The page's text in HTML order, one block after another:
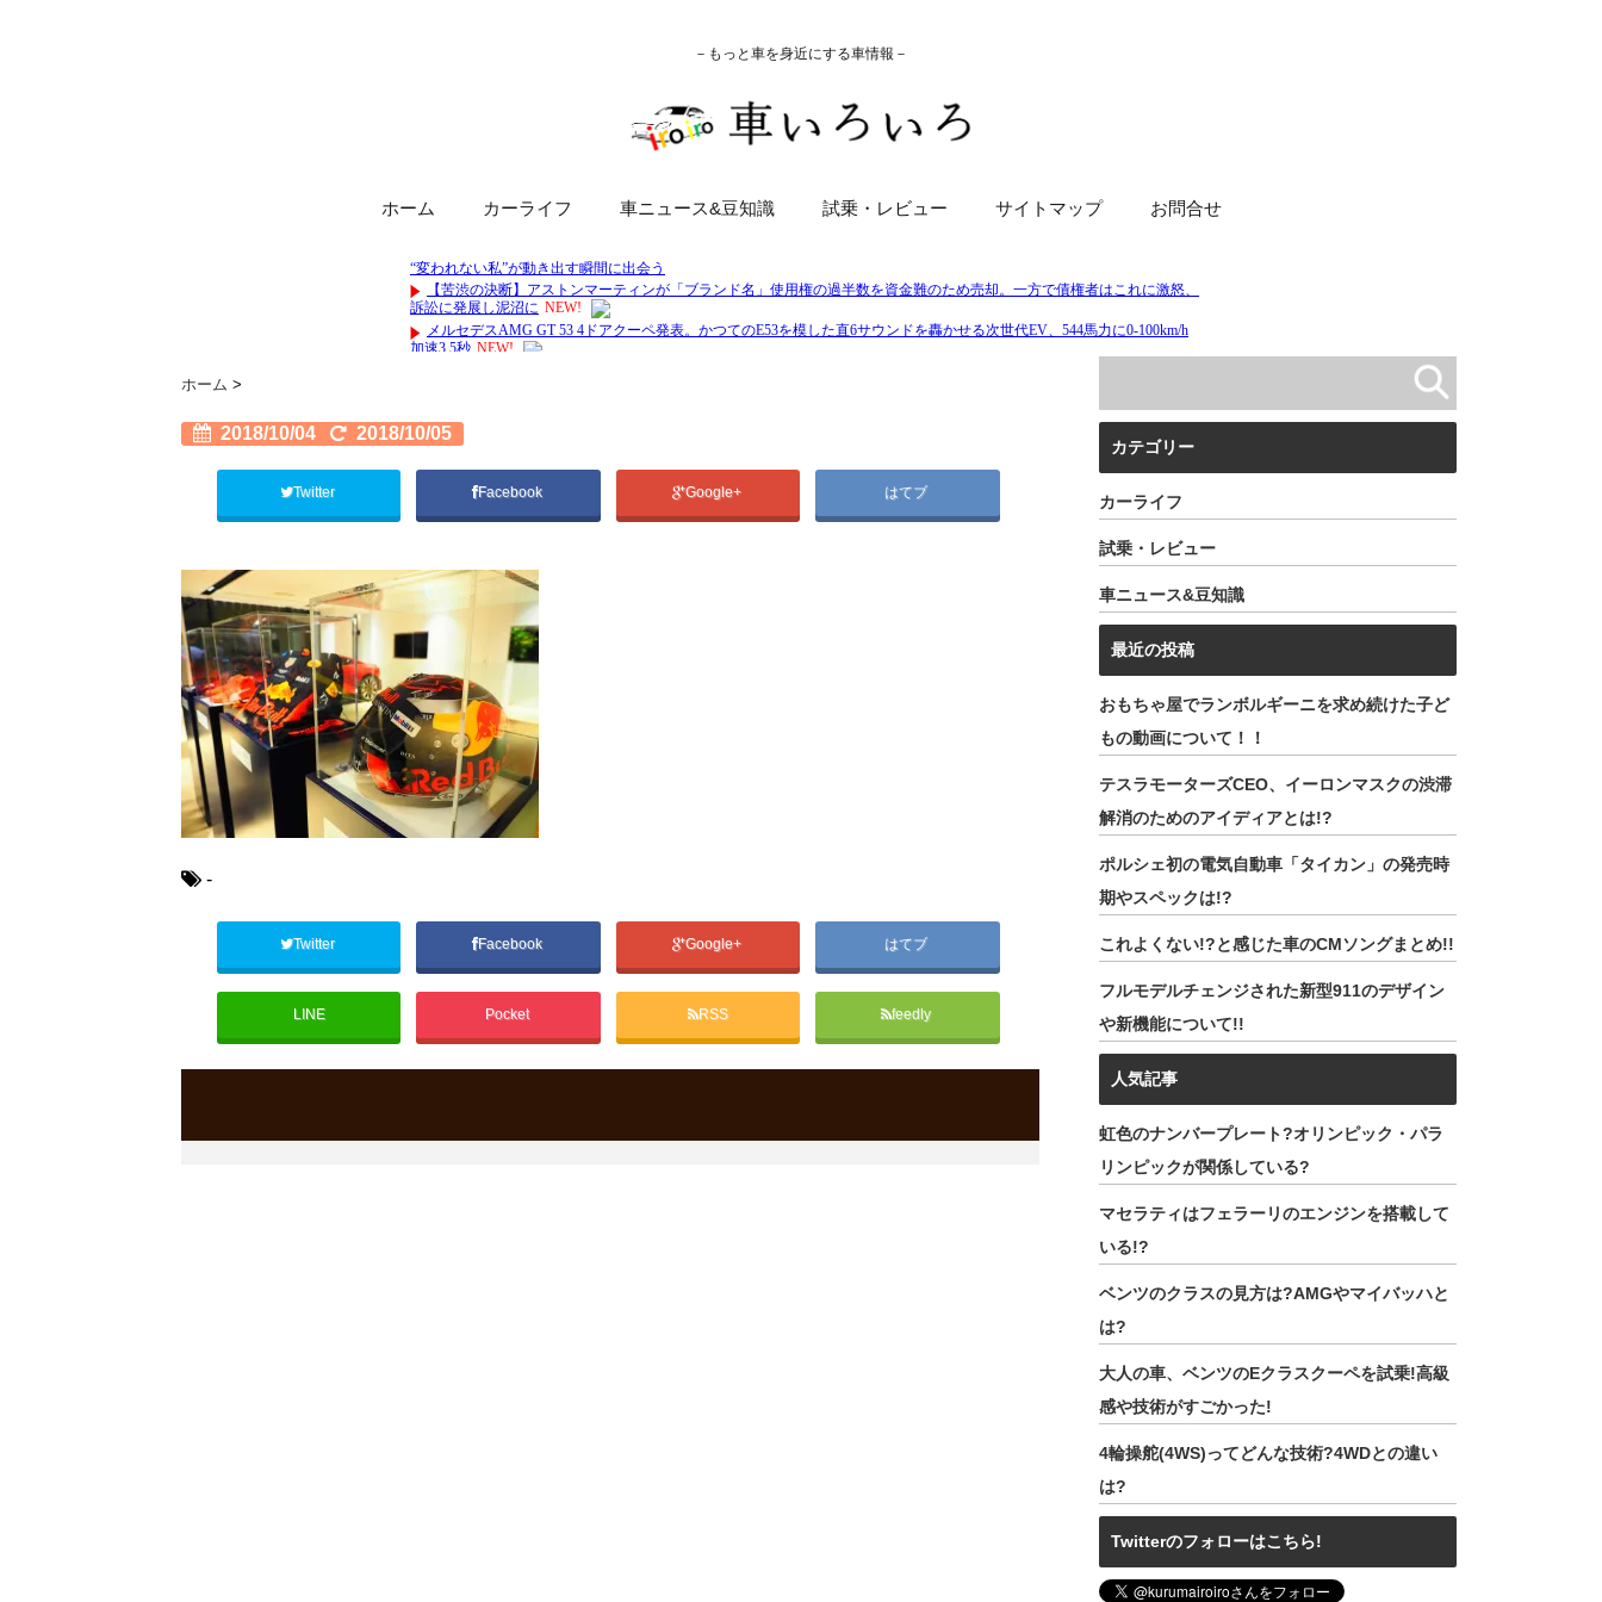
－もっと車を身近にする車情報－
ホーム カーライフ 車ニュース&豆知識 試乗・レビュー サイトマップ お問合せ
ホーム >
2018/10/04 2018/10/05
Twitter Facebook Google+ はてブ
-
Twitter Facebook Google+ はてブ
LINE Pocket RSS feedly
カテゴリー
カーライフ
試乗・レビュー
車ニュース&豆知識
最近の投稿
おもちゃ屋でランボルギーニを求め続けた子ど
もの動画について！！
テスラモーターズCEO、イーロンマスクの渋滞
解消のためのアイディアとは!?
ポルシェ初の電気自動車「タイカン」の発売時
期やスペックは!?
これよくない!?と感じた車のCMソングまとめ!!
フルモデルチェンジされた新型911のデザイン
や新機能について!!
人気記事
虹色のナンバープレート?オリンピック・パラ
リンピックが関係している?
マセラティはフェラーリのエンジンを搭載して
いる!?
ベンツのクラスの見方は?AMGやマイバッハと
は?
大人の車、ベンツのEクラスクーペを試乗!高級
感や技術がすごかった!
4輪操舵(4WS)ってどんな技術?4WDとの違い
は?
Twitterのフォローはこちら!